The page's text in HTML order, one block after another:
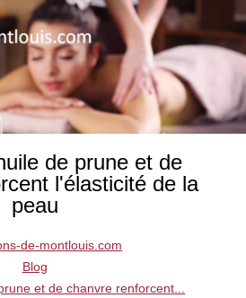
de prune et de
l'élasticité de la
peau
de-montlouis.com
Blog
et de chanvre renforcent...